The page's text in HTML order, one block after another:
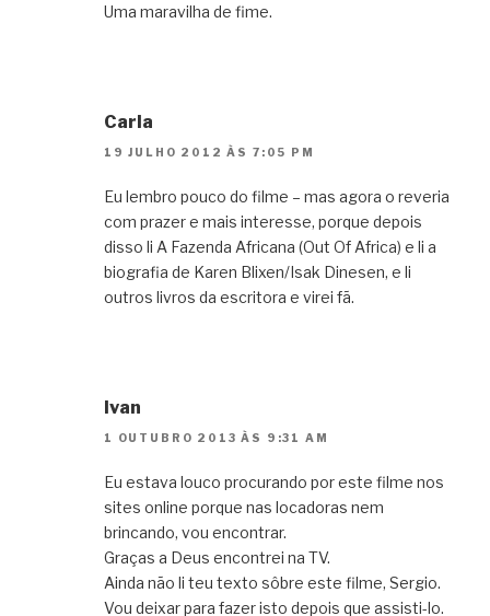
Uma maravilha de fime.
Carla
19 JULHO 2012 ÀS 7:05 PM
Eu lembro pouco do filme – mas agora o reveria
com prazer e mais interesse, porque depois
disso li A Fazenda Africana (Out Of Africa) e li a
biografia de Karen Blixen/Isak Dinesen, e li
outros livros da escritora e virei fã.
Ivan
1 OUTUBRO 2013 ÀS 9:31 AM
Eu estava louco procurando por este filme nos
sites online porque nas locadoras nem
brincando, vou encontrar.
Graças a Deus encontrei na TV.
Ainda não li teu texto sôbre este filme, Sergio.
Vou deixar para fazer isto depois que assisti-lo.